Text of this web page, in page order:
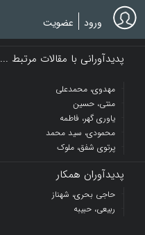
Skip
to
main
ورود عضویت
پدیدآورانی با مقالات مرتبط ...
مهدوی، محمدعلی
منتی، حسین
یاوری گهر، فاطمه
محمودی، سید محمد
پرتوی شفق، ملوک
پدیدآوران همکار
حاجي بحري، شهناز
ربيعي، حبيبه